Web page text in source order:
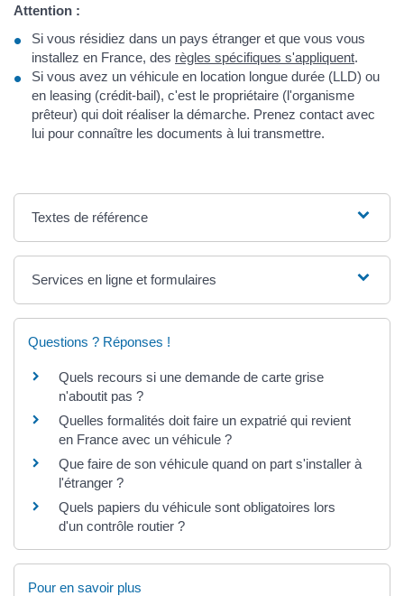
Attention :
Si vous résidiez dans un pays étranger et que vous vous
installez en France, des règles spécifiques s'appliquent.
Si vous avez un véhicule en location longue durée (LLD) ou
en leasing (crédit-bail), c'est le propriétaire (l'organisme
prêteur) qui doit réaliser la démarche. Prenez contact avec
lui pour connaître les documents à lui transmettre.
Textes de référence
Services en ligne et formulaires
Questions ? Réponses !
Quels recours si une demande de carte grise
n'aboutit pas ?
Quelles formalités doit faire un expatrié qui revient
en France avec un véhicule ?
Que faire de son véhicule quand on part s'installer à
l'étranger ?
Quels papiers du véhicule sont obligatoires lors
d'un contrôle routier ?
Pour en savoir plus